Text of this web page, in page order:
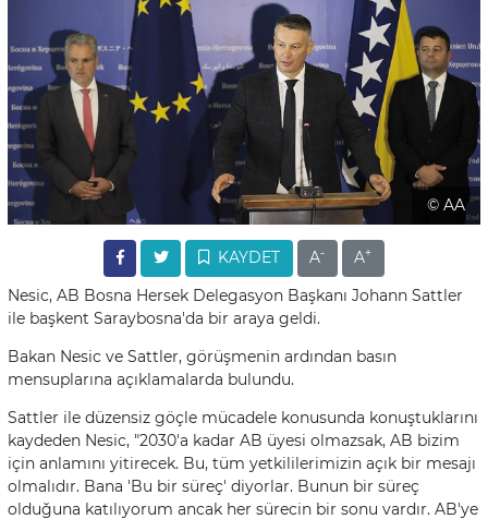
© AA
KAYDET A- A+
Nesic, AB Bosna Hersek Delegasyon Başkanı Johann Sattler
ile başkent Saraybosna'da bir araya geldi.
Bakan Nesic ve Sattler, görüşmenin ardından basın
mensuplarına açıklamalarda bulundu.
Sattler ile düzensiz göçle mücadele konusunda konuştuklarını
kaydeden Nesic, "2030'a kadar AB üyesi olmazsak, AB bizim
için anlamını yitirecek. Bu, tüm yetkililerimizin açık bir mesajı
olmalıdır. Bana 'Bu bir süreç' diyorlar. Bunun bir süreç
olduğuna katılıyorum ancak her sürecin bir sonu vardır. AB'ye